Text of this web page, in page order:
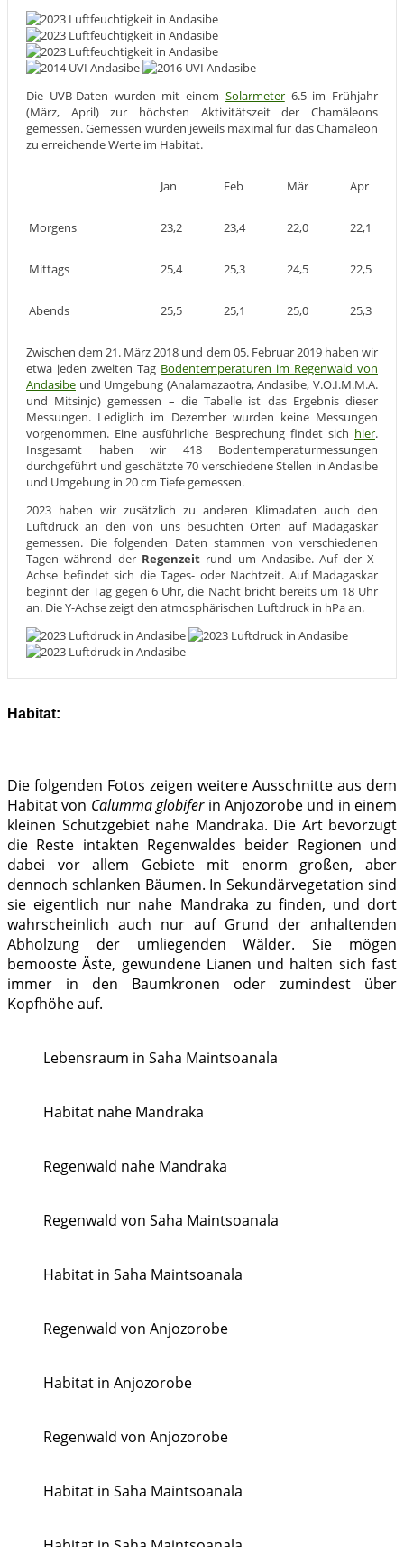
Die UVB-Daten wurden mit einem Solarmeter6.5 im Frühjahr
(März, April) zur höchsten Aktivitätszeit der Chamäleons
gemessen. Gemessen wurden jeweils maximal für das Chamäleon
zu erreichende Werte im Habitat.
Jan Feb Mär Apr
Morgens 23,2 23,4 22,0 22,1
Mittags 25,4 25,3 24,5 22,5
Abends 25,5 25,1 25,0 25,3
Zwischen dem 21. März 2018 und dem 05. Februar 2019 haben wir
etwa jeden zweiten Tag Bodentemperaturen im Regenwald von
Andasibe und Umgebung (Analamazaotra, Andasibe, V.O.I.M.M.A.
und Mitsinjo) gemessen – die Tabelle ist das Ergebnis dieser
Messungen. Lediglich im Dezember wurden keine Messungen
vorgenommen. Eine ausführliche Besprechung findet sich hier.
Insgesamt haben wir 418 Bodentemperaturmessungen
durchgeführt und geschätzte 70 verschiedene Stellen in Andasibe
und Umgebung in 20 cm Tiefe gemessen.
2023 haben wir zusätzlich zu anderen Klimadaten auch den
Luftdruck an den von uns besuchten Orten auf Madagaskar
gemessen. Die folgenden Daten stammen von verschiedenen
Tagen während der Regenzeit rund um Andasibe. Auf der X-
Achse befindet sich die Tages- oder Nachtzeit. Auf Madagaskar
beginnt der Tag gegen 6 Uhr, die Nacht bricht bereits um 18 Uhr
an. Die Y-Achse zeigt den atmosphärischen Luftdruck in hPa an.
Habitat:
Die folgenden Fotos zeigen weitere Ausschnitte aus dem
Habitat von Calumma globiferin Anjozorobe und in einem
kleinen Schutzgebiet nahe Mandraka. Die Art bevorzugt
die Reste intakten Regenwaldes beider Regionen und
dabei vor allem Gebiete mit enorm großen, aber
dennoch schlanken Bäumen. In Sekundärvegetation sind
sie eigentlich nur nahe Mandraka zu finden, und dort
wahrscheinlich auch nur auf Grund der anhaltenden
Abholzung der umliegenden Wälder. Sie mögen
bemooste Äste, gewundene Lianen und halten sich fast
immer in den Baumkronen oder zumindest über
Kopfhöhe auf.
Lebensraum in Saha Maintsoanala
Habitat nahe Mandraka
Regenwald nahe Mandraka
Regenwald von Saha Maintsoanala
Habitat in Saha Maintsoanala
Regenwald von Anjozorobe
Habitat in Anjozorobe
Regenwald von Anjozorobe
Habitat in Saha Maintsoanala